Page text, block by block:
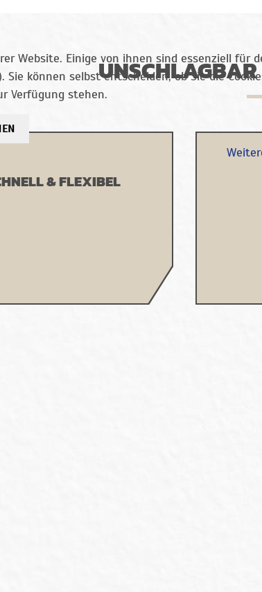
& FLEXIBEL
Website. Einige von ihnen sind essenziell
Sie können selbst entscheiden, ob Sie die
Verfügung stehen.